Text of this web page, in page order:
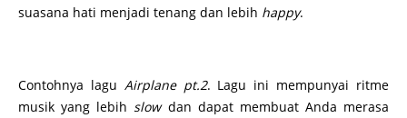
suasana hati menjadi tenang dan lebih happy.
Contohnya lagu Airplane pt.2. Lagu ini mempunyai ritme
musik yang lebih slowdan dapat membuat Anda merasa